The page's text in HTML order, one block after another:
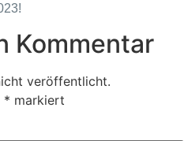
Kommentar
veröffentlicht.
* markiert